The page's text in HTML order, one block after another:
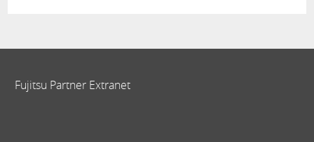
Fujitsu Partner Extranet